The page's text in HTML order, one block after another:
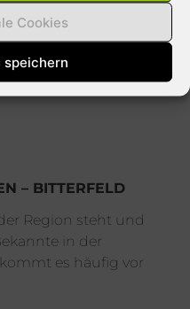
Cookies
speichern
– BITTERFELD
Region steht und
in der
es häufig vor